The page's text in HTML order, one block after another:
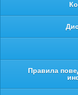
Правила